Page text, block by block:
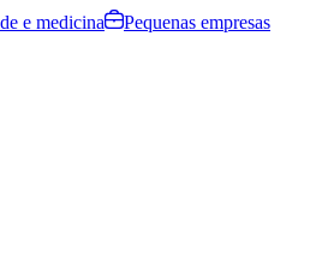
e medicina
Pequenas empresas